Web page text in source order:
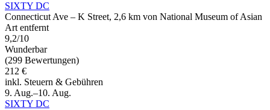
SIXTY DC
Connecticut Ave – K Street, 2,6 km von National Museum of Asian
Art entfernt
9,2/10
Wunderbar
(299 Bewertungen)
212 €
inkl. Steuern & Gebühren
9. Aug.–10. Aug.
SIXTY DC